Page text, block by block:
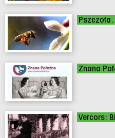
Znana
Vercors: